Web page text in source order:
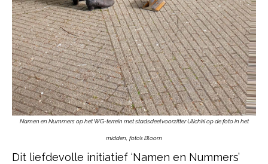
Namen en Nummers op het WG-terrein met stadsdeelvoorzitter Ulichki op de foto in het
midden foto’s Bloom
Dit liefdevolle initiatief ‘Namen en Nummers’